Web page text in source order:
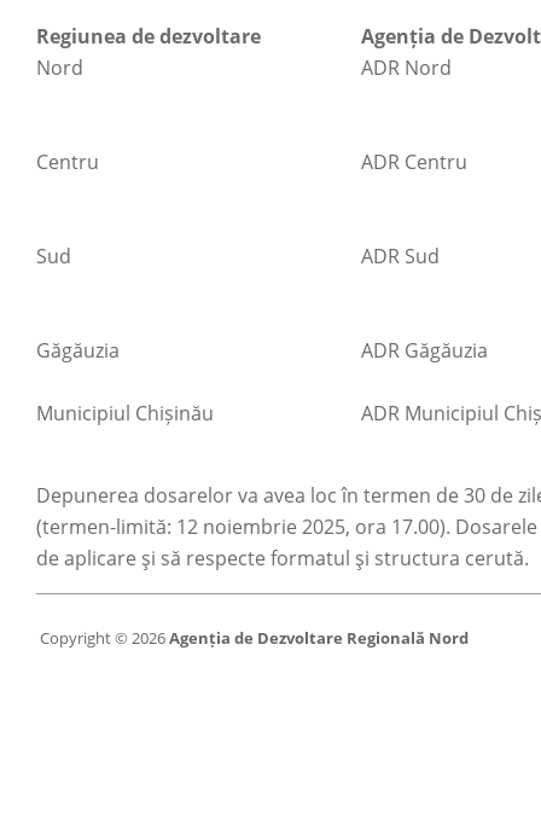
Regiunea de dezvoltare
Agenția de
Nord
ADR Nord
Centru ADR Centru
Sud ADR Sud
Găgăuzia ADR Găgăuzia
Municipiul Chișinău ADR Municipiul
Depunerea dosarelor va avea loc în termen de 30 de
(termen-limită: 12 noiembrie 2025, ora 17.00).
de aplicare şi să respecte formatul şi structura cerută.
Copyright © 2026Agenția de Dezvoltare Regională Nord